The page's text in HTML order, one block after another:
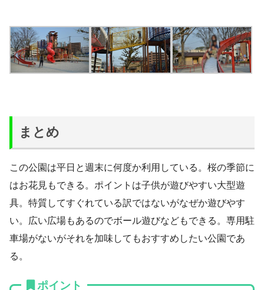
まとめ
この公園は平日と週末に何度か利用している。桜の季節に
はお花見もできる。ポイントは子供が遊びやすい大型遊
具。特質してすぐれている訳ではないがなぜか遊びやす
い。広い広場もあるのでボール遊びなどもできる。専用駐
車場がないがそれを加味してもおすすめしたい公園であ
る。
ポイント